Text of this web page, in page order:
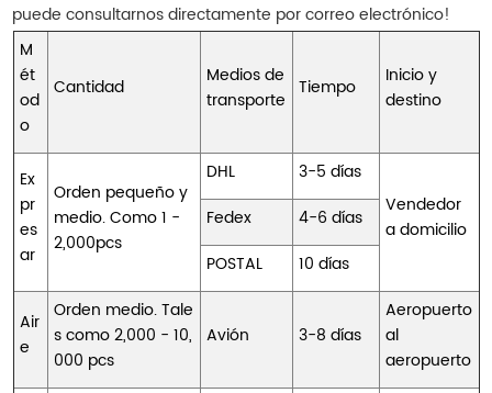
puede consultarnos directamente por correo electrónico!
M
ét
od
o
Cantidad
Medios de
transporte
Tiempo
Inicio y
destino
Ex
pr
es
ar
Orden pequeño y
medio. Como 1 -
2,000pcs
DHL
3-5 días
Vendedor
a domicilio
Fedex
4-6 días
POSTAL
10 días
Air
e
Orden medio. Tale
s como 2,000 - 10,
000 pcs
Avión 3-8 días
Aeropuerto
al
aeropuerto